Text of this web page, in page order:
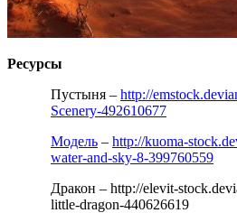
Ресурсы
Пустыня – http://
Scenery-492610677
Модель – http://kuoma-
water-and-sky-8-399760559
Дракон – http://elevit-
little-dragon-440626619